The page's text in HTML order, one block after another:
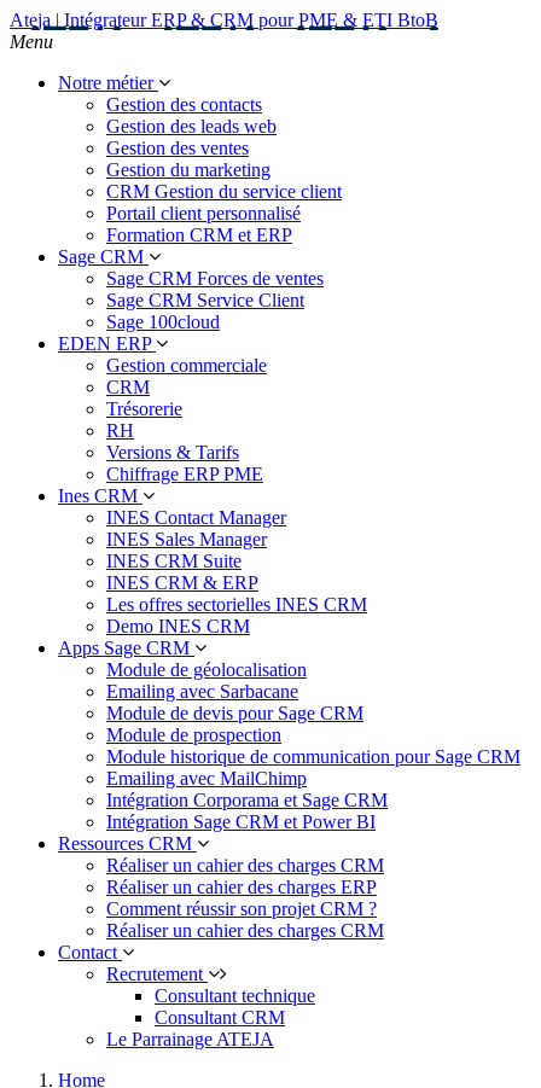
Ateja | Intégrateur ERP & CRM pour PME & ETI BtoB
Menu
Notre métier
Gestion des contacts
Gestion des leads web
Gestion des ventes
Gestion du marketing
CRM Gestion du service client
Portail client personnalisé
Formation CRM et ERP
Sage CRM
Sage CRM Forces de ventes
Sage CRM Service Client
Sage 100cloud
EDEN ERP
Gestion commerciale
CRM
Trésorerie
RH
Versions & Tarifs
Chiffrage ERP PME
Ines CRM
INES Contact Manager
INES Sales Manager
INES CRM Suite
INES CRM & ERP
Les offres sectorielles INES CRM
Demo INES CRM
Apps Sage CRM
Module de géolocalisation
Emailing avec Sarbacane
Module de devis pour Sage CRM
Module de prospection
Module historique de communication pour Sage CRM
Emailing avec MailChimp
Intégration Corporama et Sage CRM
Intégration Sage CRM et Power BI
Ressources CRM
Réaliser un cahier des charges CRM
Réaliser un cahier des charges ERP
Comment réussir son projet CRM ?
Réaliser un cahier des charges CRM
Contact
Recrutement
Consultant technique
Consultant CRM
Le Parrainage ATEJA
Home